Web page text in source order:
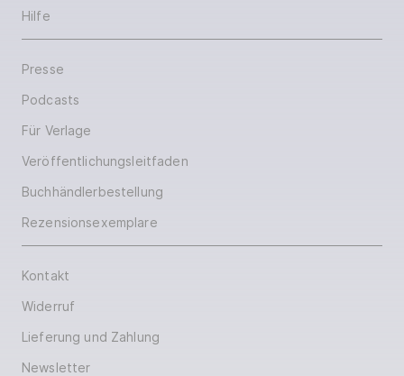
Hilfe
Presse
Podcasts
Für Verlage
Veröffentlichungsleitfaden
Buchhändlerbestellung
Rezensionsexemplare
Kontakt
Widerruf
Lieferung und Zahlung
Newsletter